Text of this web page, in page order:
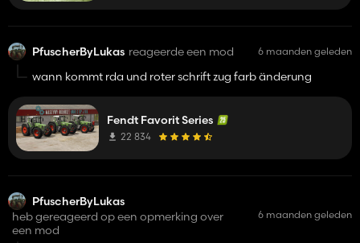
PfuscherByLukas reageerde een mod 6 maanden geleden
wann kommt rda und roter schrift zug farb änderung
Fendt Favorit Series
22 834
PfuscherByLukas
heb gereageerd op een opmerking over
een mod
6 maanden geleden